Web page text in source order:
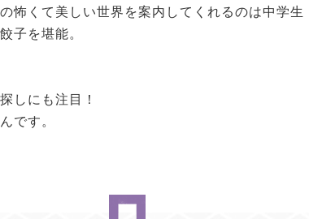
怖くて美しい世界を案内してくれるのは中学生
子を堪能。
しにも注目！
です。